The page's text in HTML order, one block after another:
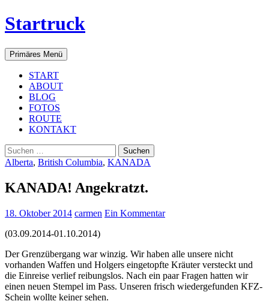
Startruck
Suchen
Primäres Menü Zum
Inhalt
START
ABOUT
BLOG
FOTOS
ROUTE
KONTAKT
Suchen
nach:
Alberta, British Columbia, KANADA
KANADA! Angekratzt.
18. Oktober 2014 carmen Ein Kommentar
(03.09.2014-01.10.2014)
Der Grenzübergang war winzig. Wir haben alle unsere nicht
vorhanden Waffen und Holgers eingetopfte Kräuter versteckt und
die Einreise verlief reibungslos. Nach ein paar Fragen hatten wir
einen neuen Stempel im Pass. Unseren frisch wiedergefunden KFZ-
Schein wollte keiner sehen.